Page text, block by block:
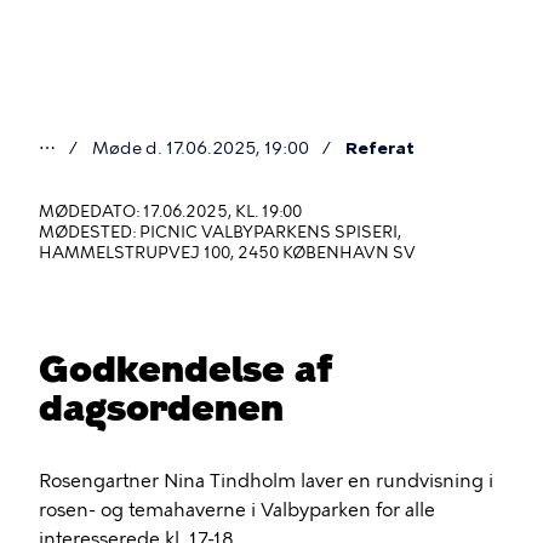
er
her
⋯ Møde d. 17.06.2025, 19:00 Referat
MØDEDATO: 17.06.2025, KL. 19:00
MØDESTED: PICNIC VALBYPARKENS SPISERI,
HAMMELSTRUPVEJ 100, 2450 KØBENHAVN SV
Godkendelse af
dagsordenen
Rosengartner Nina Tindholm laver en rundvisning i
rosen- og temahaverne i Valbyparken for alle